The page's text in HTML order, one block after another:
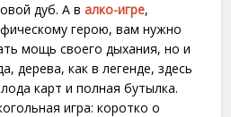
дуб. А валко-игре,
герою, вам нужно
мощь своего дыхания, но и
дерева, как в легенде, здесь
карт и полная бутылка.
игра: коротко о